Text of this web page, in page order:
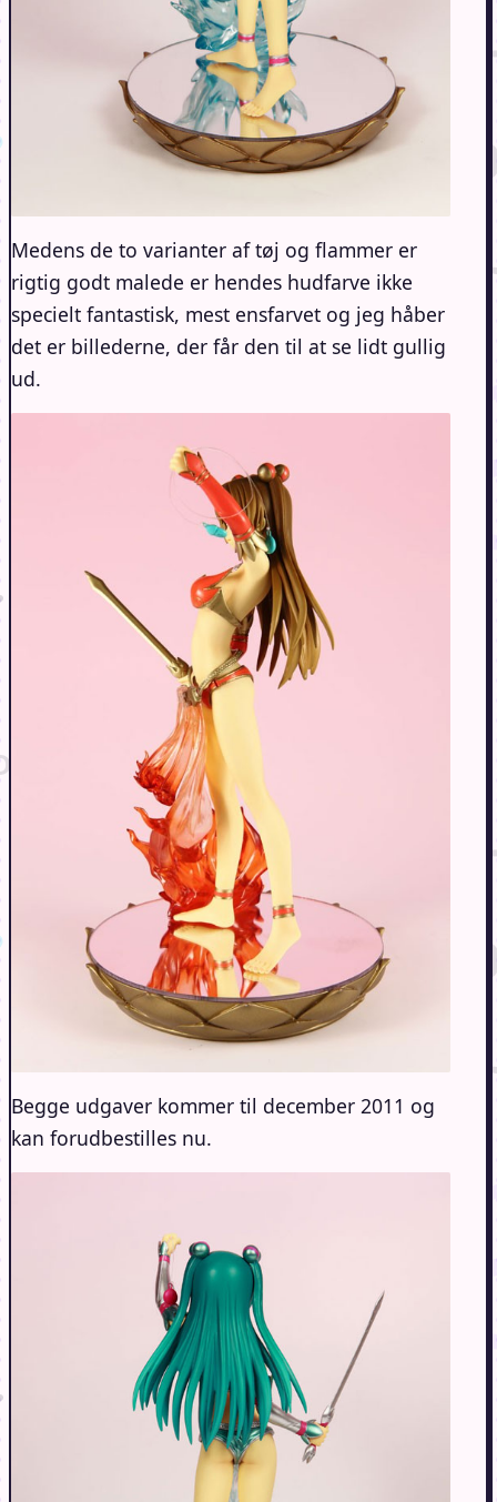
Medens de to varianter af tøj og flammer er
rigtig godt malede er hendes hudfarve ikke
specielt fantastisk, mest ensfarvet og jeg håber
det er billederne, der får den til at se lidt gullig
ud.
Begge udgaver kommer til december 2011 og
kan forudbestilles nu.